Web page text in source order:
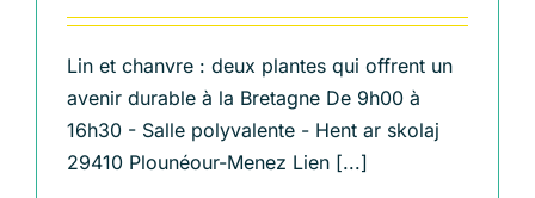
Lin et chanvre : deux plantes qui offrent un
avenir durable à la Bretagne De 9h00 à
16h30 - Salle polyvalente - Hent ar skolaj
29410 Plounéour-Menez Lien [...]